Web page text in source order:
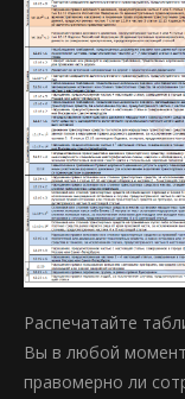
Распечатайте
Вы в любой
правомерно ли